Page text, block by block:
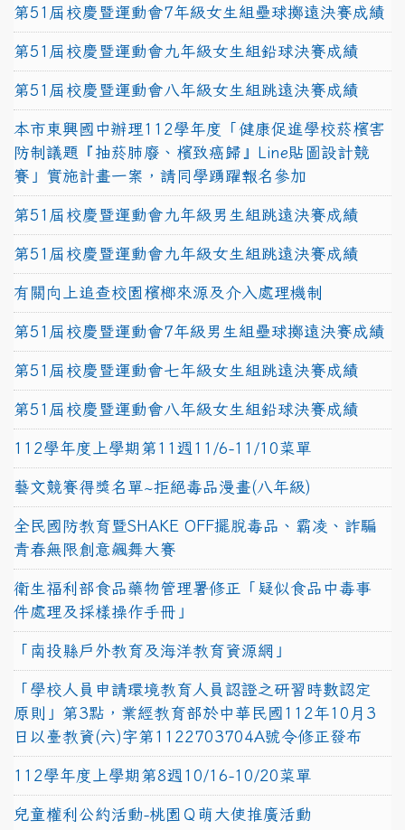
第51屆校慶暨運動會7年級女生組壘球擲遠決賽成績
第51屆校慶暨運動會九年級女生組鉛球決賽成績
第51屆校慶暨運動會八年級女生組跳遠決賽成績
本市東興國中辦理112學年度「健康促進學校菸檳害
防制議題『抽菸肺廢、檳致癌歸』Line貼圖設計競
賽」實施計畫一案，請同學踴躍報名參加
第51屆校慶暨運動會九年級男生組跳遠決賽成績
第51屆校慶暨運動會九年級女生組跳遠決賽成績
有關向上追查校園檳榔來源及介入處理機制
第51屆校慶暨運動會7年級男生組壘球擲遠決賽成績
第51屆校慶暨運動會七年級女生組跳遠決賽成績
第51屆校慶暨運動會八年級女生組鉛球決賽成績
112學年度上學期第11週11/6-11/10菜單
藝文競賽得獎名單~拒絕毒品漫畫(八年級)
全民國防教育暨SHAKE OFF擺脫毒品、霸凌、詐騙
青春無限創意飆舞大賽
衛生福利部食品藥物管理署修正「疑似食品中毒事
件處理及採樣操作手冊」
「南投縣戶外教育及海洋教育資源網」
「學校人員申請環境教育人員認證之研習時數認定
原則」第3點，業經教育部於中華民國112年10月3
日以臺教資(六)字第1122703704A號令修正發布
112學年度上學期第8週10/16-10/20菜單
兒童權利公約活動-桃園Ｑ萌大使推廣活動